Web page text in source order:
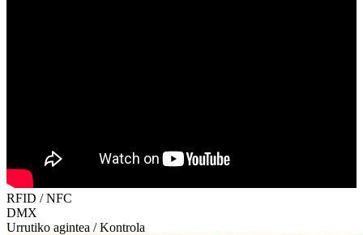
RFID / NFC
DMX
Urrutiko agintea / Kontrola